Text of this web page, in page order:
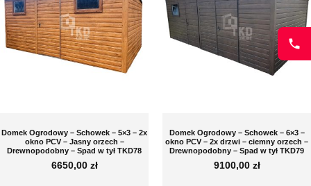
Domek Ogrodowy – Schowek – 5×3 – 2x
okno PCV – Jasny orzech –
Drewnopodobny – Spad w tył TKD78
6650,00 zł
Domek Ogrodowy – Schowek – 6×3 –
okno PCV – 2x drzwi – ciemny orzech –
Drewnopodobny – Spad w tył TKD79
9100,00 zł